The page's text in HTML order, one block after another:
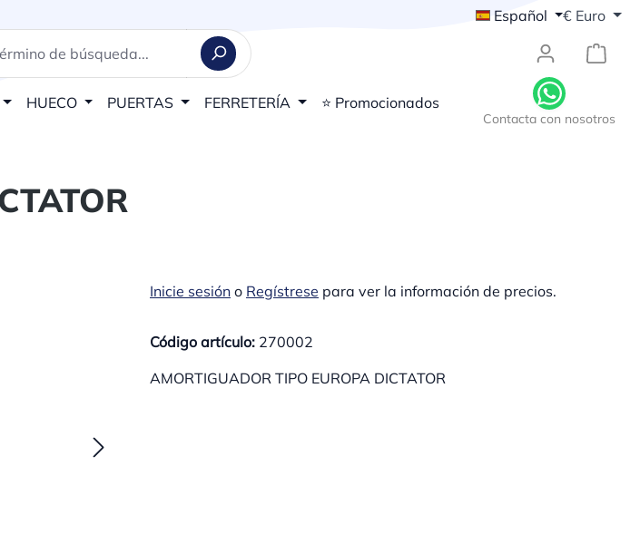
Español € Euro
HUECO PUERTAS FERRETERÍA ⭐ Promocionados
Inicie sesión o Regístrese para ver la información de precios.
Código artículo: 270002
AMORTIGUADOR TIPO EUROPA DICTATOR
Contacta con nosotros